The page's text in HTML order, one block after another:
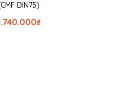
DIN75)
₫